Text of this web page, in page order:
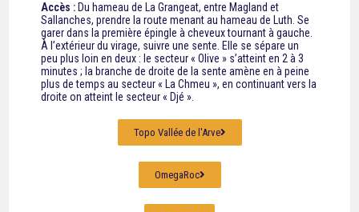
Accès : Du hameau de La Grangeat, entre Magland et
Sallanches, prendre la route menant au hameau de Luth. Se
garer dans la première épingle à cheveux tournant à gauche.
À l’extérieur du virage, suivre une sente. Elle se sépare un
peu plus loin en deux : le secteur « Olive » s’atteint en 2 à 3
minutes ; la branche de droite de la sente amène en à peine
plus de temps au secteur « La Chmeu », en continuant vers la
droite on atteint le secteur « Djé ».
Topo Vallée de l'Arve
OmegaRoc